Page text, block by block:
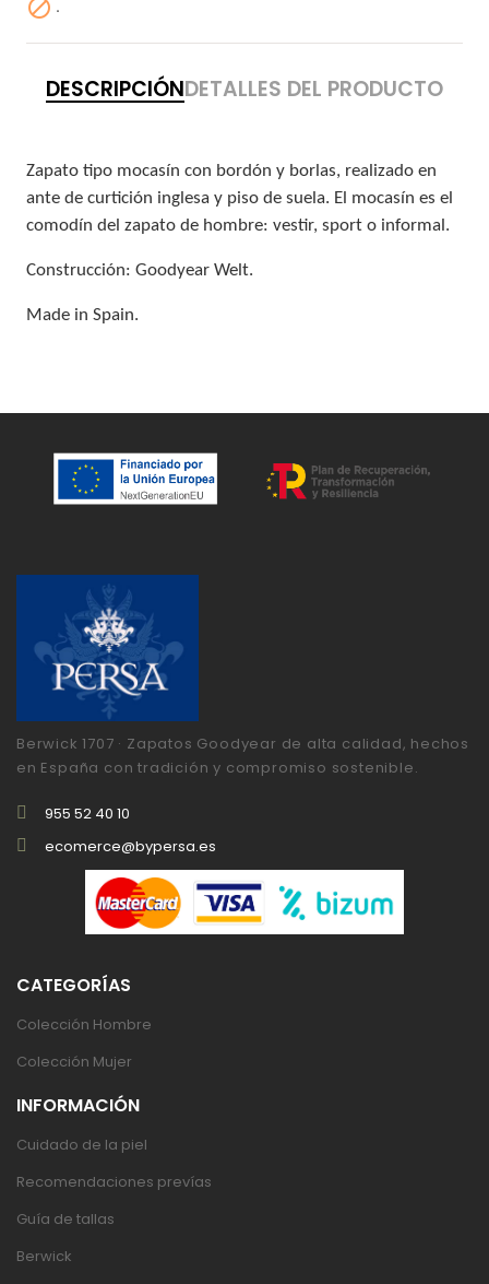
 .
DESCRIPCIÓNDETALLES DEL PRODUCTO
Zapato tipo mocasín con bordón y borlas, realizado en
ante de curtición inglesa y piso de suela. El mocasín es el
comodín del zapato de hombre: vestir, sport o informal.
Construcción: Goodyear Welt.
Made in Spain.
Berwick 1707 · Zapatos Goodyear de alta calidad, hechos
en España con tradición y compromiso sostenible.
955 52 40 10
ecomerce@bypersa.es
CATEGORÍAS
Colección Hombre
Colección Mujer
INFORMACIÓN
Cuidado de la piel
Recomendaciones prevías
Guía de tallas
Berwick